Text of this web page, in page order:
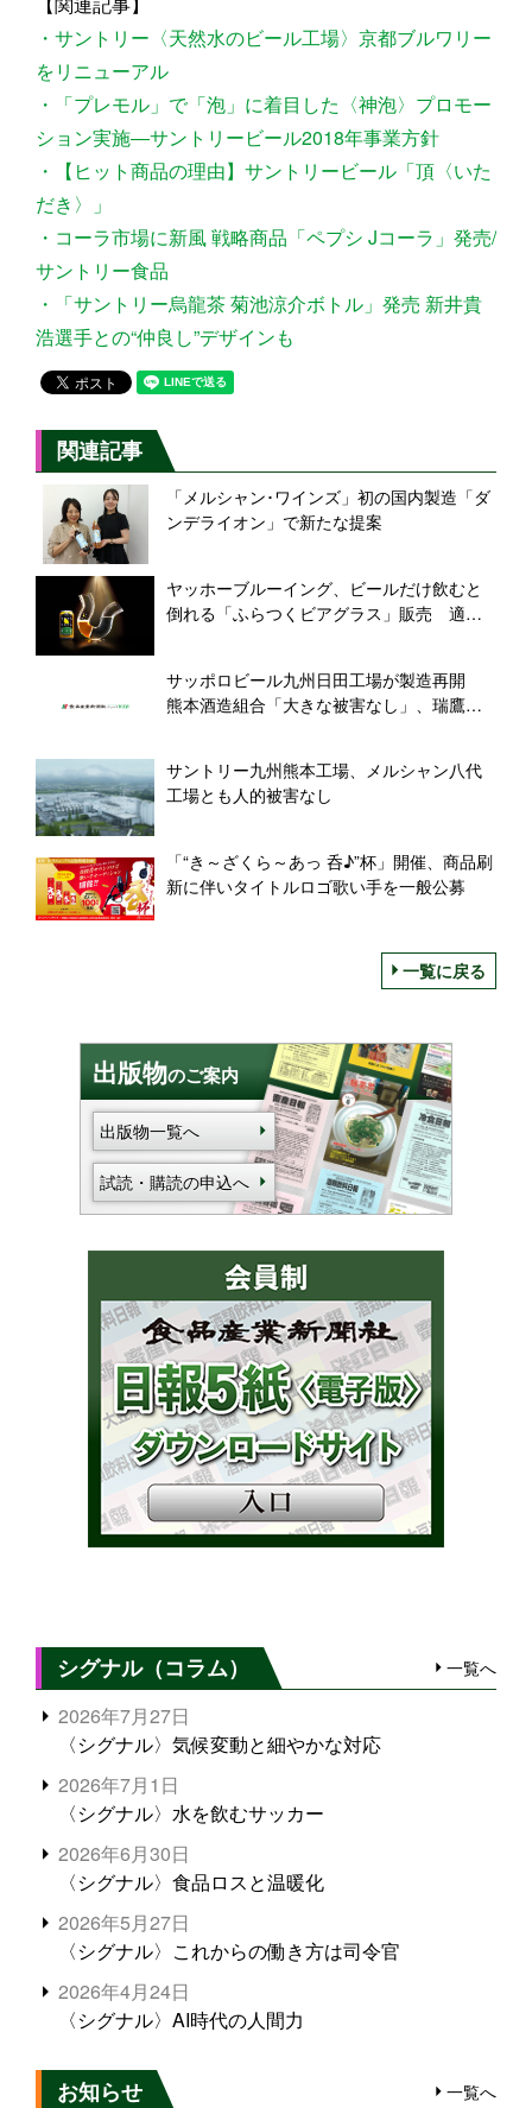
・サントリー〈天然水のビール工場〉京都ブルワリー
をリニューアル
・「プレモル」で「泡」に着目した〈神泡〉プロモー
ション実施―サントリービール2018年事業方針
・【ヒット商品の理由】サントリービール「頂〈いた
だき〉」
・コーラ市場に新風 戦略商品「ペプシ Jコーラ」発売/
サントリー食品
・「サントリー烏龍茶 菊池涼介ボトル」発売 新井貴
浩選手との“仲良し”デザインも
関連記事
「メルシャン･ワインズ」初の国内製造「ダ
ンデライオン」で新たな提案
ヤッホーブルーイング、ビールだけ飲むと
倒れる「ふらつくビアグラス」販売 適正
サッポロビール九州日田工場が製造再開
熊本酒造組合「大きな被害なし」、瑞鷹は
サントリー九州熊本工場、メルシャン八代
工場とも人的被害なし
「“き～ざくら～あっ 呑♪”杯」開催、商品刷
新に伴いタイトルロゴ歌い手を一般公募
一覧に戻る
出版物のご案内
出版物一覧へ
試読・購読の申込へ
シグナル（コラム） 一覧へ
2026年7月27日
〈シグナル〉気候変動と細やかな対応
2026年7月1日
〈シグナル〉水を飲むサッカー
2026年6月30日
〈シグナル〉食品ロスと温暖化
2026年5月27日
〈シグナル〉これからの働き方は司令官
2026年4月24日
〈シグナル〉AI時代の人間力
お知らせ 一覧へ